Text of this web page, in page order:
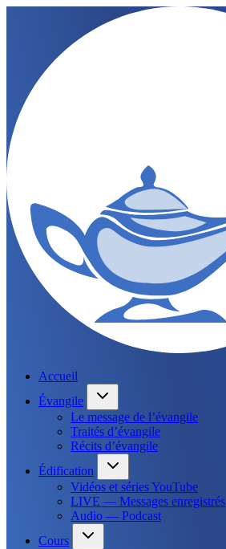
Accueil
Évangile
Le message de l’évangile
Traités d’évangile
Récits d’évangile
Édification
Vidéos et séries YouTube
LIVE — Messages enregistrés
Audio — Podcast
Cours